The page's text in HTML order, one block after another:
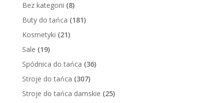
Bez kategorii (8)
Buty do tańca (181)
Kosmetyki (21)
Sale (19)
Spódnica do tańca (36)
Stroje do tańca (307)
Stroje do tańca damskie (25)